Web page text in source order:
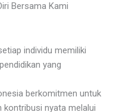
Bersama Kami
individu memiliki
yang
berkomitmen untuk
kontribusi nyata melalui